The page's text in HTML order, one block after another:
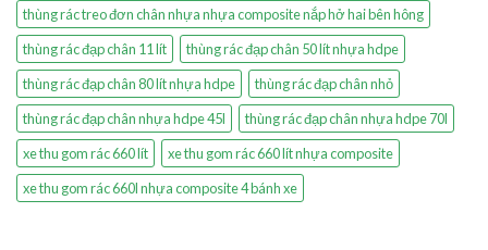
thùng rác treo đơn chân nhựa nhựa composite nắp hở hai bên hông
thùng rác đạp chân 11 lít
thùng rác đạp chân 50 lít nhựa hdpe
thùng rác đạp chân 80 lít nhựa hdpe
thùng rác đạp chân nhỏ
thùng rác đạp chân nhựa hdpe 45l
thùng rác đạp chân nhựa hdpe 70l
xe thu gom rác 660 lít
xe thu gom rác 660 lít nhựa composite
xe thu gom rác 660l nhựa composite 4 bánh xe